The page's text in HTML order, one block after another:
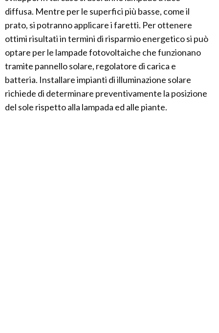
diffusa. Mentre per le superfici più basse, come il
prato, si potranno applicare i faretti. Per ottenere
ottimi risultati in termini di risparmio energetico si può
optare per le lampade fotovoltaiche che funzionano
tramite pannello solare, regolatore di carica e
batteria. Installare impianti di illuminazione solare
richiede di determinare preventivamente la posizione
del sole rispetto alla lampada ed alle piante.